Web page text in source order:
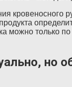
кровеносного
можно только
но